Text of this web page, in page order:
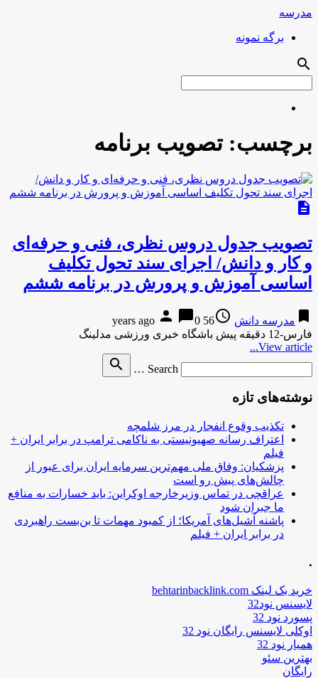
مدرسه
برگه نمونه
search
برچسب:تصویب برنامه
description
تصویب جدول دروس نظری، فنی و حرفه‌ای
و کار و دانش/ اجرای سند تحول تکلیف
اساسی آموزش و پرورش در برنامه ششم
bookmark مدرسه دانش access_time
56 years ago
person chat_bubble0
فارس-12 دقیقه پیش باشگاه خبری ورزشی مدلینگ
View article...
Search …
search
نوشته‌های تازه
تکذیب وقوع انفجار در مرز شلمچه
اعتراف رسانه صهیونیستی به ناکامی ترامپ در برابر ایران +
فیلم
پزشکیان: وفاق ملی مهم‌ترین سرمایه ایران برای عبور از
چالش‌های پیش رو است
عراقچی در تماس وزیرخارجه اوکراین: باید خسارات به منافع
ما جبران شود
پاشنه آشیل‌های آمریکا؛ از کمبود مهمات تا بن‌بست راهبردی
در برابر ایران + فیلم
.
خرید بک لینک behtarinbacklink.com
لایسنس نود32
پسورد نود 32
اوکلی لایسنس رایگان نود 32
همیار نود 32
بهترین سئو
رایگان